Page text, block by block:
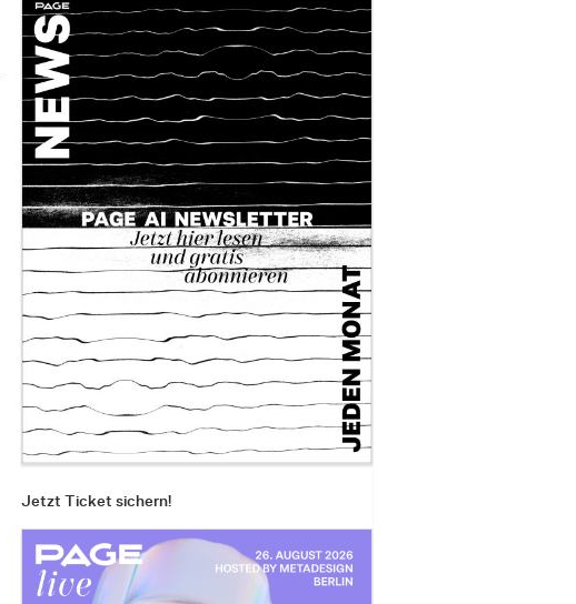
Jetzt Ticket sichern!